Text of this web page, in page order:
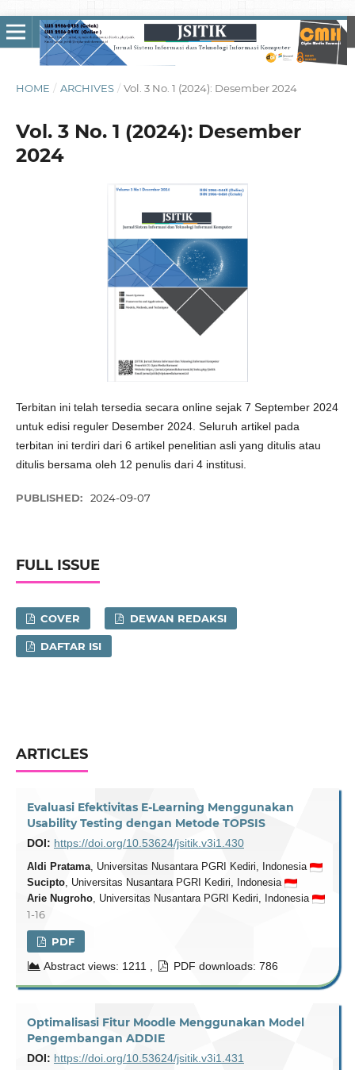
HOME / ARCHIVES / Vol. 3 No. 1 (2024): Desember 2024
Vol. 3 No. 1 (2024): Desember
2024
Terbitan ini telah tersedia secara online sejak 7 September 2024
untuk edisi reguler Desember 2024. Seluruh artikel pada
terbitan ini terdiri dari 6 artikel penelitian asli yang ditulis atau
ditulis bersama oleh 12 penulis dari 4 institusi.
PUBLISHED: 2024-09-07
FULL ISSUE
COVER DEWAN REDAKSI
DAFTAR ISI
ARTICLES
Evaluasi Efektivitas E-Learning Menggunakan
Usability Testing dengan Metode TOPSIS
DOI: https://doi.org/10.53624/jsitik.v3i1.430
Aldi Pratama, Universitas Nusantara PGRI Kediri, Indonesia
Sucipto, Universitas Nusantara PGRI Kediri, Indonesia
Arie Nugroho, Universitas Nusantara PGRI Kediri, Indonesia
1-16
PDF
Abstract views: 1211 ,
PDF downloads: 786
Optimalisasi Fitur Moodle Menggunakan Model
Pengembangan ADDIE
DOI: https://doi.org/10.53624/jsitik.v3i1.431